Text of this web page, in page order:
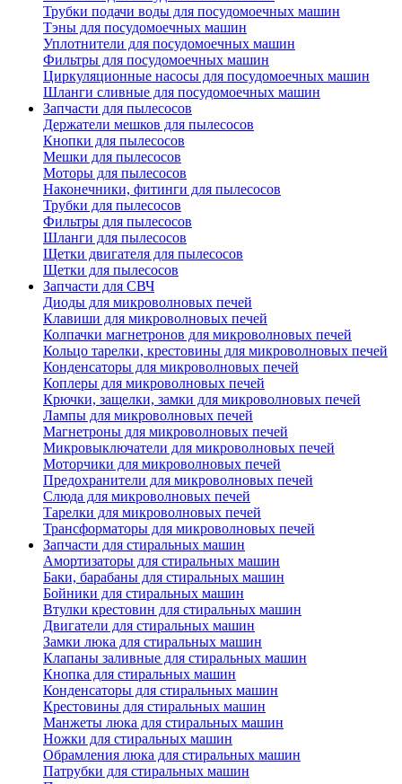
Трубки подачи воды для посудомоечных машин
Тэны для посудомоечных машин
Уплотнители для посудомоечных машин
Фильтры для посудомоечных машин
Циркуляционные насосы для посудомоечных машин
Шланги сливные для посудомоечных машин
Запчасти для пылесосов
Держатели мешков для пылесосов
Кнопки для пылесосов
Мешки для пылесосов
Моторы для пылесосов
Наконечники, фитинги для пылесосов
Трубки для пылесосов
Фильтры для пылесосов
Шланги для пылесосов
Щетки двигателя для пылесосов
Щетки для пылесосов
Запчасти для СВЧ
Диоды для микроволновых печей
Клавиши для микроволновых печей
Колпачки магнетронов для микроволновых печей
Кольцо тарелки, крестовины для микроволновых печей
Конденсаторы для микроволновых печей
Коплеры для микроволновых печей
Крючки, защелки, замки для микроволновых печей
Лампы для микроволновых печей
Магнетроны для микроволновых печей
Микровыключатели для микроволновых печей
Моторчики для микроволновых печей
Предохранители для микроволновых печей
Слюда для микроволновых печей
Тарелки для микроволновых печей
Трансформаторы для микроволновых печей
Запчасти для стиральных машин
Амортизаторы для стиральных машин
Баки, барабаны для стиральных машин
Бойники для стиральных машин
Втулки крестовин для стиральных машин
Двигатели для стиральных машин
Замки люка для стиральных машин
Клапаны заливные для стиральных машин
Кнопка для стиральных машин
Конденсаторы для стиральных машин
Крестовины для стиральных машин
Манжеты люка для стиральных машин
Ножки для стиральных машин
Обрамления люка для стиральных машин
Патрубки для стиральных машин